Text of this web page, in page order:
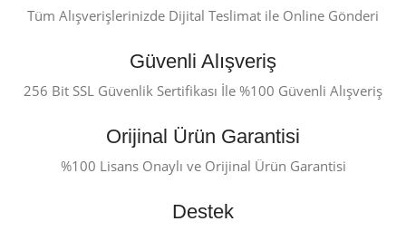
Tüm Alışverişlerinizde Dijital Teslimat ile Online Gönderi
Güvenli Alışveriş
256 Bit SSL Güvenlik Sertifikası İle %100 Güvenli Alışveriş
Orijinal Ürün Garantisi
%100 Lisans Onaylı ve Orijinal Ürün Garantisi
Destek